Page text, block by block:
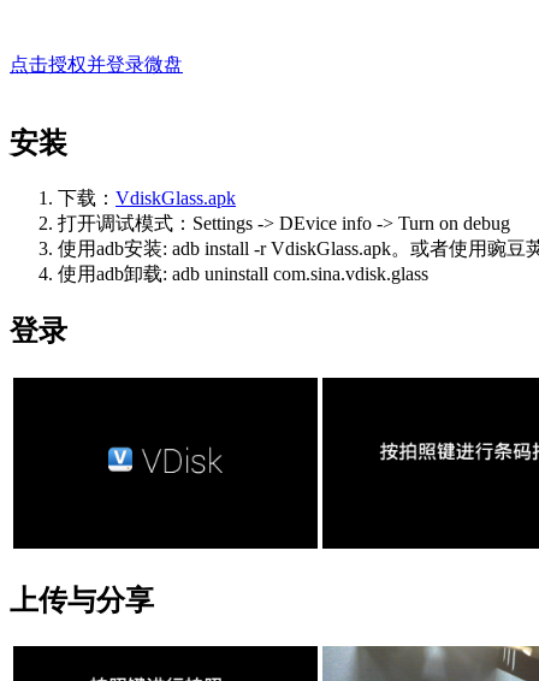
点击授权并登录微盘
安装
下载： VdiskGlass.apk
打开调试模式：Settings -> DEvice info -> Turn on debug
使用adb安装: adb install -r VdiskGlass.apk。或者使用豌豆
使用adb卸载: adb uninstall com.sina.vdisk.glass
登录
上传与分享